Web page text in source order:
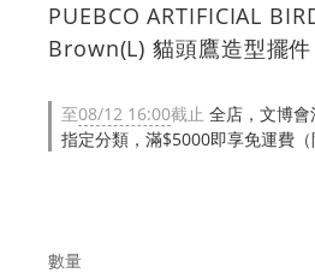
PUEBCO ARTIFICIAL
Brown(L) 貓頭鷹造型擺件
至08/12 16:00截止 全店，文博
指定分類，滿$5000即享免運費（
數量